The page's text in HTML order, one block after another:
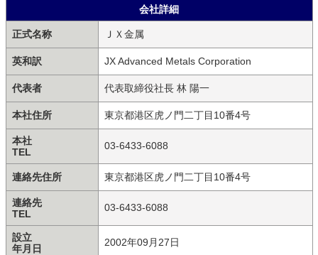
会社詳細
正式名称 ＪＸ金属
英和訳 JX Advanced Metals Corporation
代表者 代表取締役社長 林 陽一
本社住所 東京都港区虎ノ門二丁目10番4号
本社
TEL
03‐6433‐6088
連絡先住所 東京都港区虎ノ門二丁目10番4号
連絡先
TEL
03‐6433‐6088
設立
年月日
2002年09月27日